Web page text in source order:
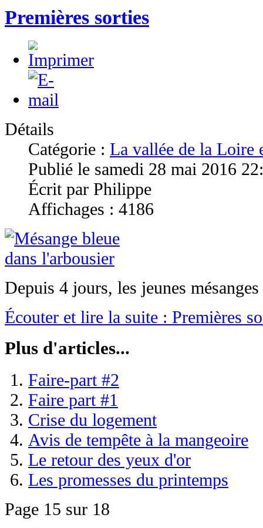
Premières sorties
Détails
Catégorie : La vallée de la Loire
Publié le samedi 28 mai 2016
Écrit par Philippe
Affichages : 4186
Depuis 4 jours, les jeunes
Écouter et lire la suite : Premières
Plus d'articles...
Faire-part #2
Faire part #1
Crise du logement
Avis de tempête à la mangeoire
Le retour des yeux d'or
Les promesses du printemps
Page 15 sur 18